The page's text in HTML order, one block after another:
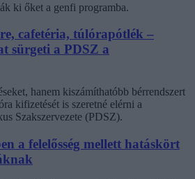
ki őket a genfi programba.
cafetéria, túlórapótlék –
sürgeti a PDSZ a
hanem kiszámíthatóbb bérrendszert
kifizetését is szeretné elérni a
Szakszervezete (PDSZ).
a felelősség mellett hatáskört